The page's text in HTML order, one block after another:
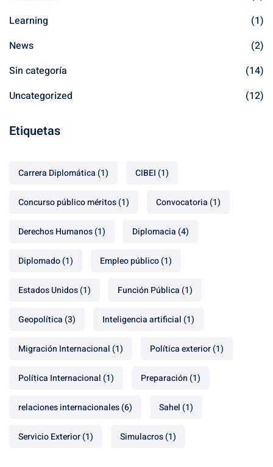
Learning
(1)
News
(2)
Sin categoría
(14)
Uncategorized
(12)
Etiquetas
Carrera Diplomática (1) CIBEI (1)
Concurso público méritos(1) Convocatoria (1)
Derechos Humanos(1) Diplomacia (4)
Diplomado(1) Empleo público(1)
Estados Unidos(1) Función Pública (1)
Geopolítica (3) Inteligencia artificial (1)
Migración Internacional (1) Política exterior(1)
Política Internacional (1) Preparación (1)
relaciones internacionales(6) Sahel (1)
Servicio Exterior(1) Simulacros(1)